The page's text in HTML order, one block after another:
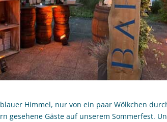
Himmel, nur von ein paar Wölkchen
gesehene Gäste auf unserem Sommerfest.